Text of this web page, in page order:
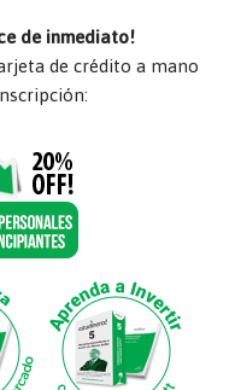
de inmediato!
de crédito a mano